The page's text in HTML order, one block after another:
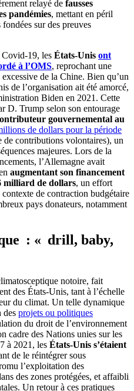
relayé de fausses
pandémies, mettant en péril
sur des preuves
Covid-19, les États-Unis ont
à l’OMS, reprochant une
de la Chine. Bien qu’un
de l’organisation ait été amorcé,
Biden en 2021. Cette
D. Trump selon son entourage
gouvernemental au
de dollars pour la période
de contributions volontaires), un
majeures. Lors de la
l’Allemagne avait
augmentant son financement
milliard de dollars, un effort
de contraction budgétaire
pays donateurs, notamment
: « drill, baby,
notoire, fait
des États-Unis, tant à l’échelle
du climat. Un telle dynamique
des projets ou politiques
du droit de l’environnement
cadre des Nations unies sur les
à 2021, les États-Unis s’étaient
de le réintégrer sous
l’exploitation des
des zones protégées, et affaibli
Un retour à ces pratiques